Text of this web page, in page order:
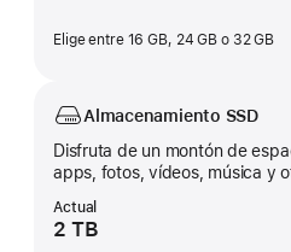
Elige entre 16 GB, 24 GB o 32 GB
Almacenamiento SSD
Disfruta de un montón de
apps, fotos, vídeos, música y
Actual
2 TB